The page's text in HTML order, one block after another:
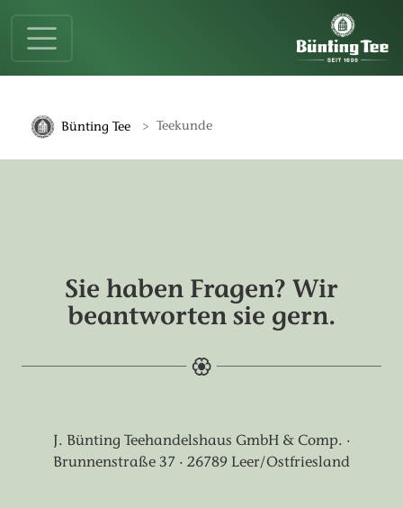
Springe zur Hauptnavigation
Springe zum Hauptinhalt
Springe zum Fußbereich
Bünting Tee Teekunde
Sie haben Fragen? Wir
beantworten sie gern.
J. Bünting Teehandelshaus GmbH & Comp. ·
Brunnenstraße 37 · 26789 Leer/Ostfriesland